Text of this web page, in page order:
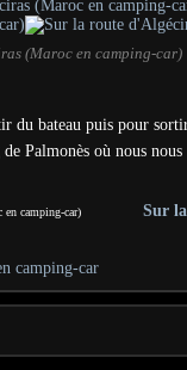
(Maroc en camping-car)
du bateau puis pour
Palmonès où nous
en camping-car) Sur
camping-car